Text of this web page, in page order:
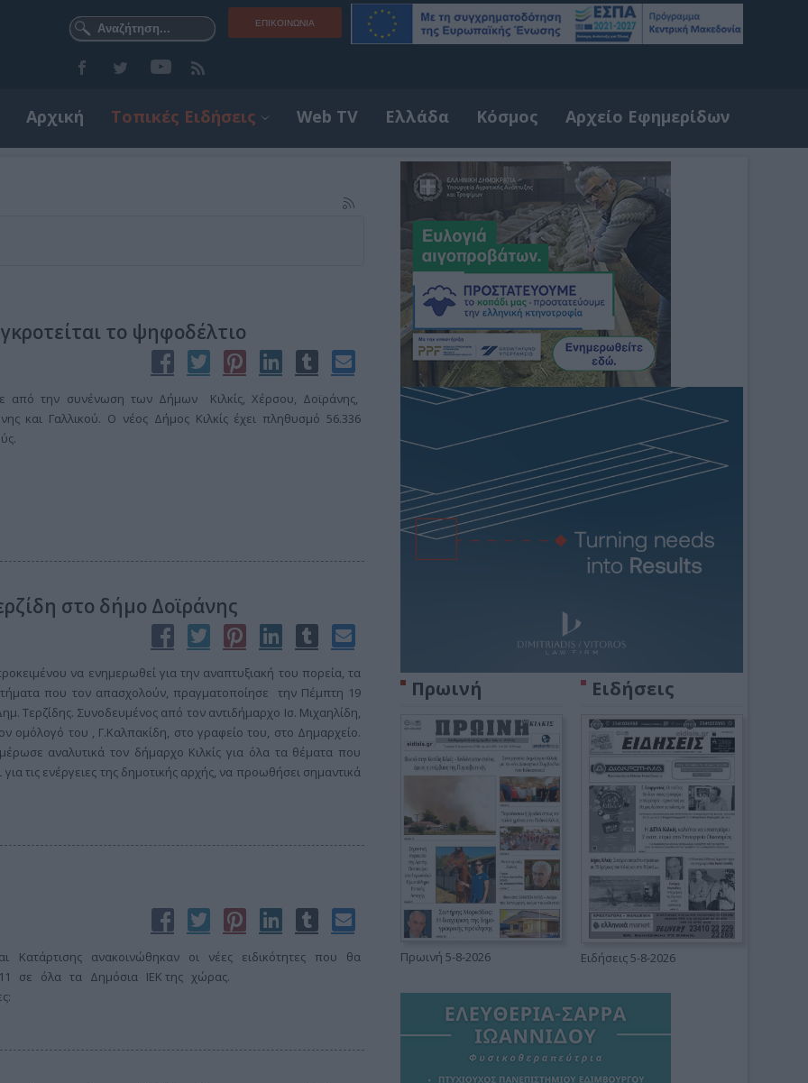
ΕΠΙΚΟΙΝΩΝΊΑ
Αρχική Τοπικές Ειδήσεις Web TV Ελλάδα Κόσμος Αρχείο Εφημερίδων
το ψηφοδέλτιο
από την συνένωση των Δήμων Κιλκίς, Χέρσου, Δοϊράνης,
και Γαλλικού. Ο νέος Δήμος Κιλκίς έχει πληθυσμό 56.336
στο δήμο Δοϊράνης
να ενημερωθεί για την αναπτυξιακή του πορεία, τα
που τον απασχολούν, πραγματοποίησε την Πέμπτη 19
Τερζίδης. Συνοδευμένος από τον αντιδήμαρχο Ισ. Μιχαηλίδη,
ομόλογό του , Γ.Καλπακίδη, στο γραφείο του, στο Δημαρχείο.
αναλυτικά τον δήμαρχο Κιλκίς για όλα τα θέματα που
τις ενέργειες της δημοτικής αρχής, να προωθήσει σημαντικά
Κατάρτισης ανακοινώθηκαν οι νέες ειδικότητες που θα
σε όλα τα Δημόσια ΙΕΚ της χώρας.
Πρωινή
Πρωινή 5-8-2026
Ειδήσεις
Ειδήσεις 5-8-2026